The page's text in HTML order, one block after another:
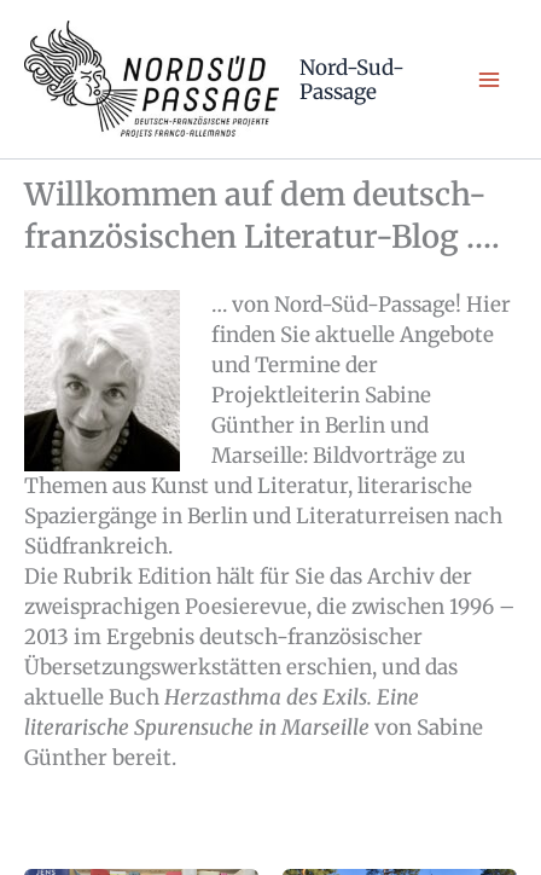
Inhalt
springen
Nord-Sud-
Passage
Willkommen auf dem deutsch-
französischen Literatur-Blog ….
… von Nord-Süd-Passage! Hier
finden Sie aktuelle Angebote
und Termine der
Projektleiterin Sabine
Günther in Berlin und
Marseille: Bildvorträge zu
Themen aus Kunst und Literatur, literarische
Spaziergänge in Berlin und Literaturreisen nach
Südfrankreich.
Die Rubrik Edition hält für Sie das Archiv der
zweisprachigen Poesierevue, die zwischen 1996 –
2013 im Ergebnis deutsch-französischer
Übersetzungswerkstätten erschien, und das
aktuelle BuchHerzasthma des Exils. Eine
literarische Spurensuche in Marseille von Sabine
Günther bereit.